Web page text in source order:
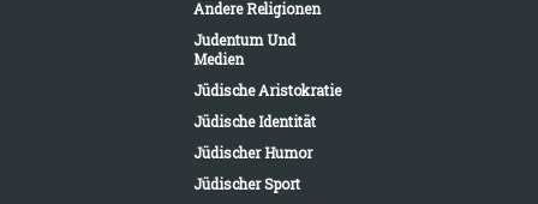
Andere Religionen
Judentum Und
Medien
Jüdische Aristokratie
Jüdische Identität
Jüdischer Humor
Jüdischer Sport